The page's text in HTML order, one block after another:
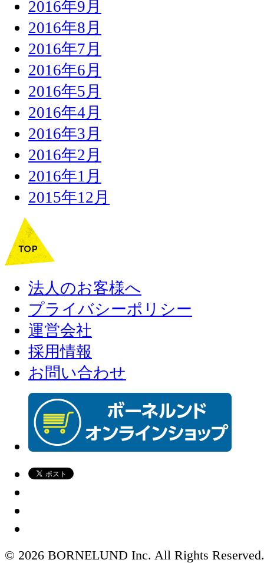
2016年9月
2016年8月
2016年7月
2016年6月
2016年5月
2016年4月
2016年3月
2016年2月
2016年1月
2015年12月
法人のお客様へ
プライバシーポリシー
運営会社
採用情報
お問い合わせ
© 2026 BORNELUND Inc. All Rights Reserved.